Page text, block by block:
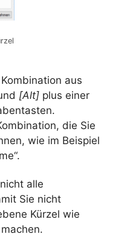
aus
[Alt] plus einer
die Sie
wie im Beispiel
alle
Sie nicht
Kürzel wie